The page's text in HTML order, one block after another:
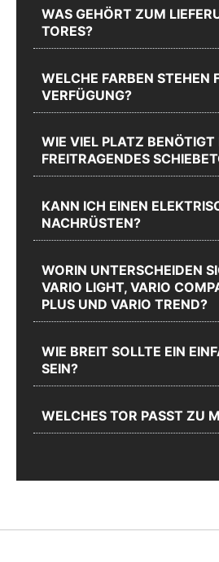
Support
erreichen Sie
17:00 und
Fr.: 08:00 -
16:00
Zum
02335
Mo.-Do.:
17:00 und
Fr.: 08:00 -
16:00
WAS GEHÖRT ZUM
TORES?
WELCHE FARBEN STEHEN
VERFÜGUNG?
WIE VIEL PLATZ BENÖTIGT
FREITRAGENDES
KANN ICH EINEN
NACHRÜSTEN?
WORIN UNTERSCHEIDEN
VARIO LIGHT, VARIO
PLUS UND VARIO TREND?
WIE BREIT SOLLTE EIN
SEIN?
WELCHES TOR PASST ZU